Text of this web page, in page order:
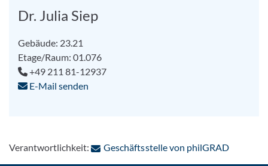
Dr. Julia Siep
Gebäude: 23.21
Etage/Raum: 01.076
+49 211 81-12937
E-Mail senden
Verantwortlichkeit: Geschäftsstelle von philGRAD: Per E-